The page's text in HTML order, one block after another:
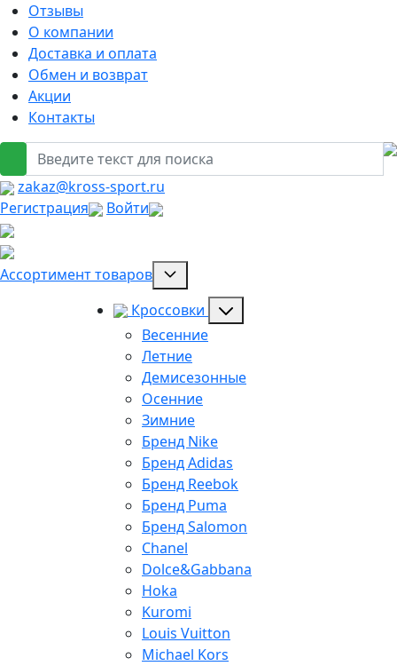
Отзывы
О компании
Доставка и оплата
Обмен и возврат
Акции
Контакты
zakaz@kross-sport.ru
Регистрация
Войти
Ассортимент товаров
Кроссовки
Весенние
Летние
Демисезонные
Осенние
Зимние
Бренд Nike
Бренд Adidas
Бренд Reebok
Бренд Puma
Бренд Salomon
Chanel
Dolce&Gabbana
Hoka
Kuromi
Louis Vuitton
Michael Kors